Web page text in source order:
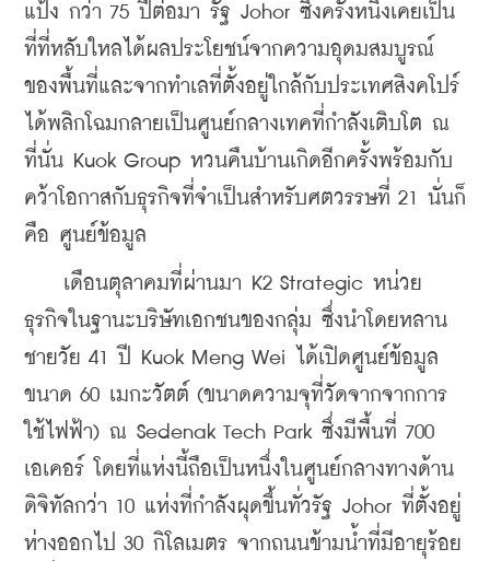
แป้ง กว่า 75 ปีต่อมา รัฐ Johor ซึ่งครั้งหนึ่งเคยเป็น
ที่ที่หลับใหลได้ผลประโยชน์จากความอุดมสมบูรณ์
ของพื้นที่และจากทำเลที่ตั้งอยู่ใกล้กับประเทศสิงคโปร์
ได้พลิกโฉมกลายเป็นศูนย์กลางเทคที่กำลังเติบโต ณ
ที่นั่น Kuok Group หวนคืนบ้านเกิดอีกครั้งพร้อมกับ
คว้าโอกาสกับธุรกิจที่จำเป็นสำหรับศตวรรษที่ 21 นั่นก็
คือ ศูนย์ข้อมูล
เดือนตุลาคมที่ผ่านมา K2 Strategic หน่วย
ธุรกิจในฐานะบริษัทเอกชนของกลุ่ม ซึ่งนำโดยหลาน
ชายวัย 41 ปี Kuok Meng Wei ได้เปิดศูนย์ข้อมูล
ขนาด 60 เมกะวัตต์ (ขนาดความจุที่วัดจากจากการ
ใช้ไฟฟ้า) ณ Sedenak Tech Park ซึ่งมีพื้นที่ 700
เอเคอร์ โดยที่แห่งนี้ถือเป็นหนึ่งในศูนย์กลางทางด้าน
ดิจิทัลกว่า 10 แห่งที่กำลังผุดขึ้นทั่วรัฐ Johor ที่ตั้งอยู่
ห่างออกไป 30 กิโลเมตร จากถนนข้ามน้ำที่มีอายุร้อย